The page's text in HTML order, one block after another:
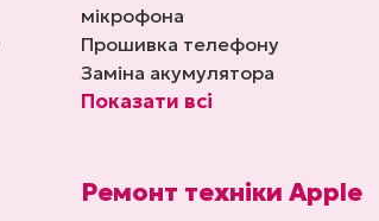
мікрофона
Прошивка телефону
Заміна акумулятора
Показати всі
Ремонт техніки Apple